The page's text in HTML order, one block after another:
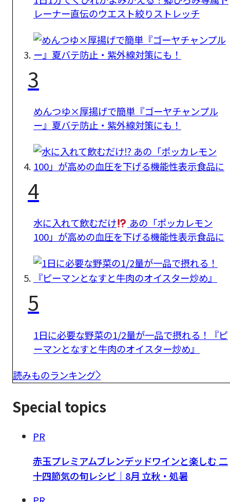
レーナー直伝のウエスト絞りストレッチ
3
めんつゆ×厚揚げで簡単『ゴーヤチャンプル
ー』夏バテ防止・紫外線対策にも！
4
水に入れて飲むだけ
あの「ポッカレモン
100」が高めの血圧を下げる機能性表示食品に
5
1日に必要な野菜の1/2量が一品で摂れる！『ピ
ーマンとなすと牛肉のオイスター炒め』
読みものランキング
Special topics
PR
赤玉プレミアムブレンデッドワインと楽しむ 二
十四節気の旬レシピ｜8月 立秋・処暑